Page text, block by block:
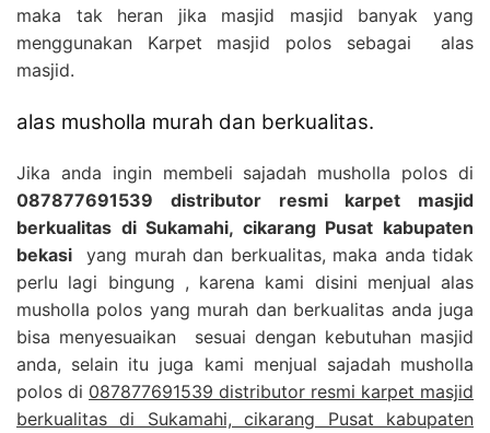
maka tak heran jika masjid masjid banyak yang
menggunakan Karpet masjid polos sebagai alas
masjid.
alas musholla murah dan berkualitas.
Jika anda ingin membeli sajadah musholla polos di
087877691539 distributor resmi karpet masjid
berkualitas di Sukamahi, cikarang Pusat kabupaten
bekasi yang murah dan berkualitas, maka anda tidak
perlu lagi bingung , karena kami disini menjual alas
musholla polos yang murah dan berkualitas anda juga
bisa menyesuaikan sesuai dengan kebutuhan masjid
anda, selain itu juga kami menjual sajadah musholla
polos di 087877691539 distributor resmi karpet masjid
berkualitas di Sukamahi, cikarang Pusat kabupaten